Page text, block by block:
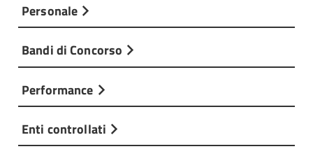
Personale
Bandi di Concorso
Performance
Enti controllati